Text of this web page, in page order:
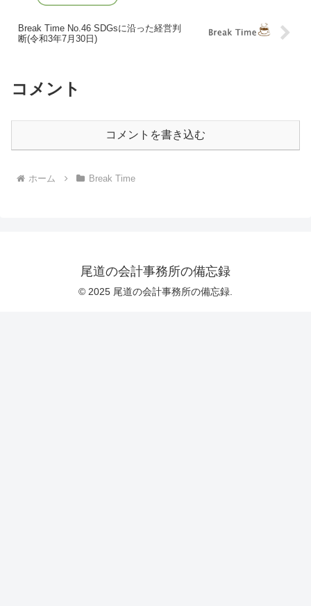
Break Time No.46 SDGsに沿った経営判
断(令和3年7月30日)
コメント
コメントを書き込む
ホーム Break Time
尾道の会計事務所の備忘録
© 2025 尾道の会計事務所の備忘録.